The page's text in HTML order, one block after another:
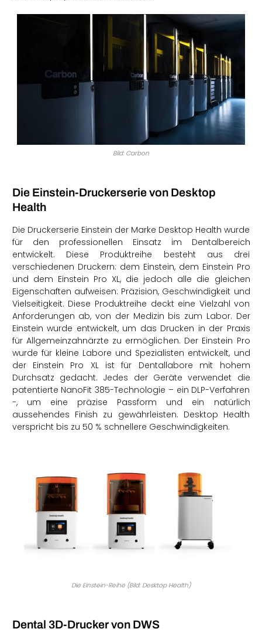
Bild: Carbon
Die Einstein-Druckerserie von Desktop
Health
Die Druckerserie Einstein der Marke Desktop Health wurde
für den professionellen Einsatz im Dentalbereich
entwickelt. Diese Produktreihe besteht aus drei
verschiedenen Druckern: dem Einstein, dem Einstein Pro
und dem Einstein Pro XL, die jedoch alle die gleichen
Eigenschaften aufweisen: Präzision, Geschwindigkeit und
Vielseitigkeit. Diese Produktreihe deckt eine Vielzahl von
Anforderungen ab, von der Medizin bis zum Labor. Der
Einstein wurde entwickelt, um das Drucken in der Praxis
für Allgemeinzahnärzte zu ermöglichen. Der Einstein Pro
wurde für kleine Labore und Spezialisten entwickelt, und
der Einstein Pro XL ist für Dentallabore mit hohem
Durchsatz gedacht. Jedes der Geräte verwendet die
patentierte NanoFit 385-Technologie – ein DLP-Verfahren
-, um eine präzise Passform und ein natürlich
aussehendes Finish zu gewährleisten. Desktop Health
verspricht bis zu 50 % schnellere Geschwindigkeiten.
Die Einstein-Reihe (Bild: Desktop Health)
Dental 3D-Drucker von DWS